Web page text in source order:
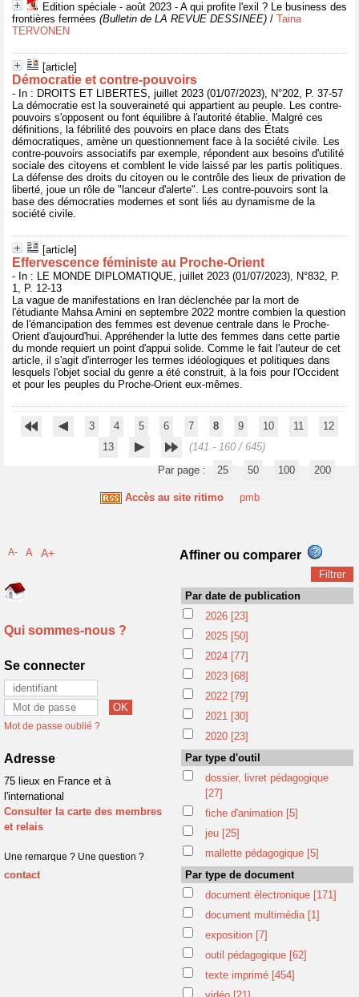
Edition spéciale - août 2023 - A qui profite l'exil ? Le business des
frontières fermées (Bulletin de LA REVUE DESSINEE) / Taina
TERVONEN
[article]
Démocratie et contre-pouvoirs
- In : DROITS ET LIBERTES, juillet 2023 (01/07/2023), N°202, P. 37-57
La démocratie est la souveraineté qui appartient au peuple. Les contre-
pouvoirs s'opposent ou font équilibre à l'autorité établie. Malgré ces
définitions, la fébrilité des pouvoirs en place dans des États
démocratiques, amène un questionnement face à la société civile. Les
contre-pouvoirs associatifs par exemple, répondent aux besoins d'utilité
sociale des citoyens et comblent le vide laissé par les partis politiques.
La défense des droits du citoyen ou le contrôle des lieux de privation de
liberté, joue un rôle de "lanceur d'alerte". Les contre-pouvoirs sont la
base des démocraties modernes et sont liés au dynamisme de la
société civile.
[article]
Effervescence féministe au Proche-Orient
- In : LE MONDE DIPLOMATIQUE, juillet 2023 (01/07/2023), N°832, P.
1, P. 12-13
La vague de manifestations en Iran déclenchée par la mort de
l'étudiante Mahsa Amini en septembre 2022 montre combien la question
de l'émancipation des femmes est devenue centrale dans le Proche-
Orient d'aujourd'hui. Appréhender la lutte des femmes dans cette partie
du monde requiert un point d'appui solide. Comme le fait l'auteur de cet
article, il s'agit d'interroger les termes idéologiques et politiques dans
lesquels l'objet social du genre a été construit, à la fois pour l'Occident
et pour les peuples du Proche-Orient eux-mêmes.
3 4 5 6 7 8 9 10 11
12
13
(141 - 160 / 645)
Par page :
25 50 100 200
Accès au site ritimo pmb
A- A A+
Qui sommes-nous ?
Se connecter
Mot de passe oublié ?
Adresse
75 lieux en France et à
l'international
Consulter la carte des membres
et relais
Une remarque ? Une question ?
contact
Affiner ou comparer
Par date de publication
2026 [23]
2025 [50]
2024 [77]
2023 [68]
2022 [79]
2021 [30]
2020 [23]
Par type d'outil
dossier, livret pédagogique
[27]
fiche d'animation [5]
jeu [25]
mallette pédagogique [5]
Par type de document
document électronique [171]
document multimédia [1]
exposition [7]
outil pédagogique [62]
texte imprimé [454]